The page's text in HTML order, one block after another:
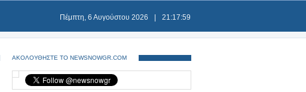
Πέμπτη, 6 Αυγούστου 2026 21:17:59
ΑΚΟΛΟΥΘΗΣΤΕ ΤΟ NEWSNOWGR.COM